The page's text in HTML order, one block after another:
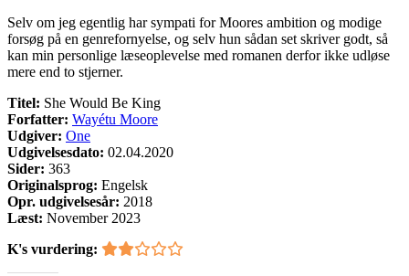
Selv om jeg egentlig har sympati for Moores ambition og modige
forsøg på en genrefornyelse, og selv hun sådan set skriver godt, så
kan min personlige læseoplevelse med romanen derfor ikke udløse
mere end to stjerner.
Titel: She Would Be King
Forfatter: Wayétu Moore
Udgiver: One
Udgivelsesdato: 02.04.2020
Sider: 363
Originalsprog: Engelsk
Opr. udgivelsesår: 2018
Læst: November 2023
K's vurdering: